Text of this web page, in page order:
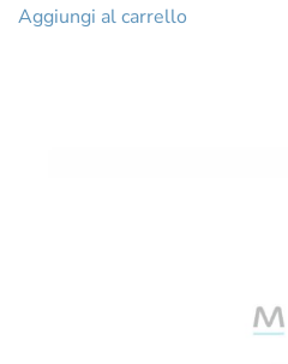
originaleattuale
Aggiungi al carrello